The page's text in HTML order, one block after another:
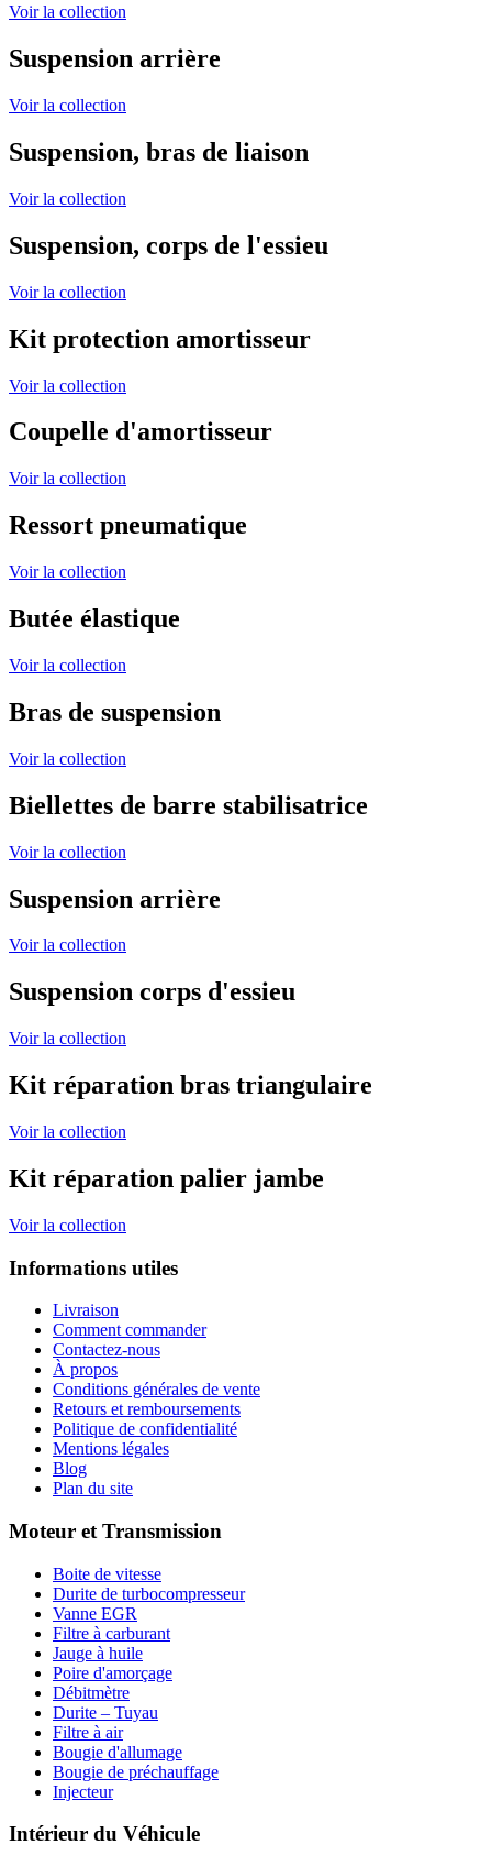
Voir la collection
Suspension arrière
Voir la collection
Suspension, bras de liaison
Voir la collection
Suspension, corps de l'essieu
Voir la collection
Kit protection amortisseur
Voir la collection
Coupelle d'amortisseur
Voir la collection
Ressort pneumatique
Voir la collection
Butée élastique
Voir la collection
Bras de suspension
Voir la collection
Biellettes de barre stabilisatrice
Voir la collection
Suspension arrière
Voir la collection
Suspension corps d'essieu
Voir la collection
Kit réparation bras triangulaire
Voir la collection
Kit réparation palier jambe
Voir la collection
Informations utiles
Livraison
Comment commander
Contactez-nous
À propos
Conditions générales de vente
Retours et remboursements
Politique de confidentialité
Mentions légales
Blog
Plan du site
Moteur et Transmission
Boite de vitesse
Durite de turbocompresseur
Vanne EGR
Filtre à carburant
Jauge à huile
Poire d'amorçage
Débitmètre
Durite – Tuyau
Filtre à air
Bougie d'allumage
Bougie de préchauffage
Injecteur
Intérieur du Véhicule